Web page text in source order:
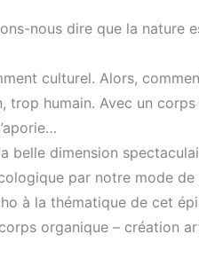
nous dire que la nature
culturel. Alors,
trop humain. Avec un
belle dimension
par notre mode
à la thématique de cet
organique – création